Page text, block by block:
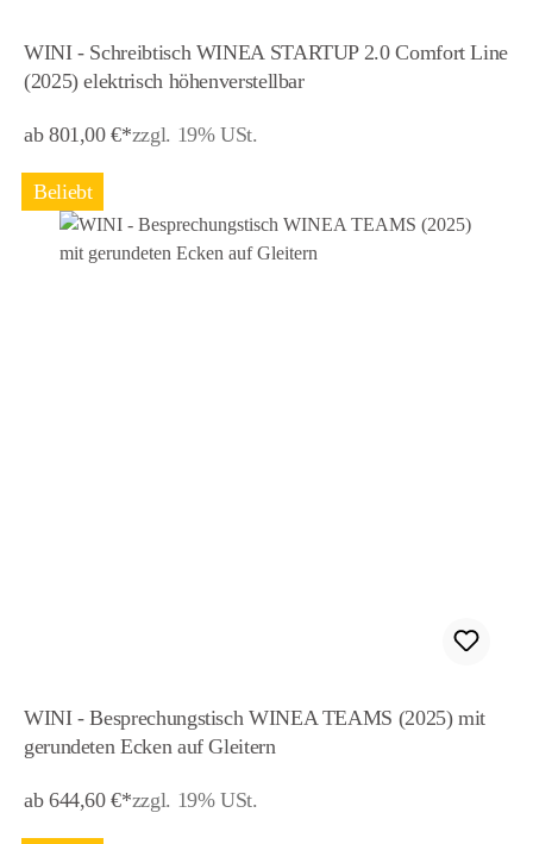
WINI - Schreibtisch WINEA STARTUP 2.0 Comfort Line
(2025) elektrisch höhenverstellbar
ab 801,00 €*zzgl. 19% USt.
Beliebt
WINI - Besprechungstisch WINEA TEAMS (2025) mit
gerundeten Ecken auf Gleitern
ab 644,60 €*zzgl. 19% USt.